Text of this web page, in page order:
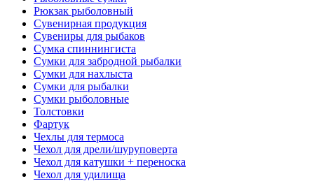
Рюкзак рыболовный
Сувенирная продукция
Сувениры для рыбаков
Сумка спиннингиста
Сумки для забродной рыбалки
Сумки для нахлыста
Сумки для рыбалки
Сумки рыболовные
Толстовки
Фартук
Чехлы для термоса
Чехол для дрели/шуруповерта
Чехол для катушки + переноска
Чехол для удилища